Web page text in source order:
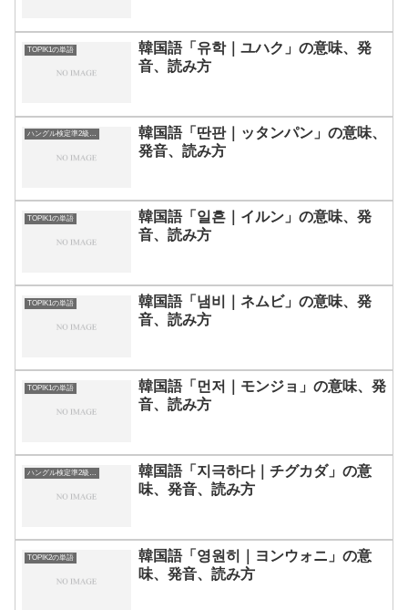
TOPIK1の単語
韓国語「유학｜ユハク」の意味、発
音、読み方
ハングル検定準2級の単語
韓国語「딴판｜ッタンパン」の意味、
発音、読み方
TOPIK1の単語
韓国語「일흔｜イルン」の意味、発
音、読み方
TOPIK1の単語
韓国語「냄비｜ネムビ」の意味、発
音、読み方
TOPIK1の単語
韓国語「먼저｜モンジョ」の意味、発
音、読み方
ハングル検定準2級の単語
韓国語「지극하다｜チグカダ」の意
味、発音、読み方
TOPIK2の単語
韓国語「영원히｜ヨンウォニ」の意
味、発音、読み方